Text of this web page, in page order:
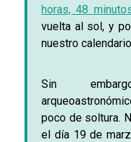
horas, 48
vuelta al sol, y
nuestro
Sin
poco de soltura.
el día 19 de